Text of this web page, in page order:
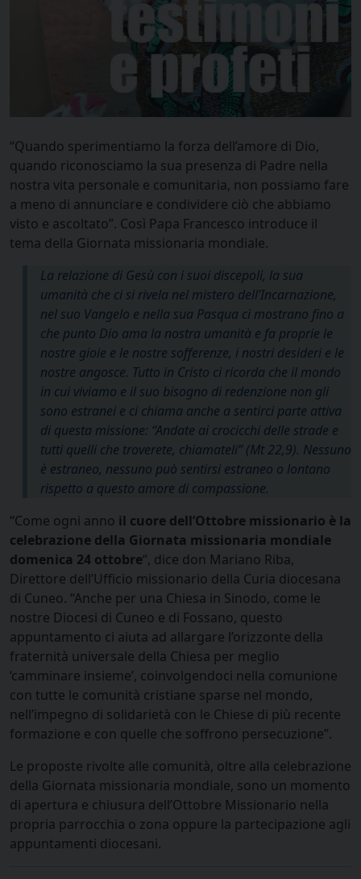
“Quando sperimentiamo la forza dell’amore di Dio,
quando riconosciamo la sua presenza di Padre nella
nostra vita personale e comunitaria, non possiamo fare
a meno di annunciare e condividere ciò che abbiamo
visto e ascoltato”. Così Papa Francesco introduce il
tema della Giornata missionaria mondiale.
La relazione di Gesù con i suoi discepoli, la sua
umanità che ci si rivela nel mistero dell’Incarnazione,
nel suo Vangelo e nella sua Pasqua ci mostrano fino a
che punto Dio ama la nostra umanità e fa proprie le
nostre gioie e le nostre sofferenze, i nostri desideri e le
nostre angosce. Tutto in Cristo ci ricorda che il mondo
in cui viviamo e il suo bisogno di redenzione non gli
sono estranei e ci chiama anche a sentirci parte attiva
di questa missione: “Andate ai crocicchi delle strade e
tutti quelli che troverete, chiamateli” (Mt 22,9). Nessuno
è estraneo, nessuno può sentirsi estraneo o lontano
rispetto a questo amore di compassione.
“Come ogni anno il cuore dell’Ottobre missionario è la
celebrazione della Giornata missionaria mondiale
domenica 24 ottobre“, dice don Mariano Riba,
Direttore dell’Ufficio missionario della Curia diocesana
di Cuneo. “Anche per una Chiesa in Sinodo, come le
nostre Diocesi di Cuneo e di Fossano, questo
appuntamento ci aiuta ad allargare l’orizzonte della
fraternità universale della Chiesa per meglio
‘camminare insieme’, coinvolgendoci nella comunione
con tutte le comunità cristiane sparse nel mondo,
nell’impegno di solidarietà con le Chiese di più recente
formazione e con quelle che soffrono persecuzione”.
Le proposte rivolte alle comunità, oltre alla celebrazione
della Giornata missionaria mondiale, sono un momento
di apertura e chiusura dell’Ottobre Missionario nella
propria parrocchia o zona oppure la partecipazione agli
appuntamenti diocesani.